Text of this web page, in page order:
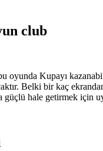
club
oyunda Kupayı
Belki bir kaç
güçlü hale getirmek